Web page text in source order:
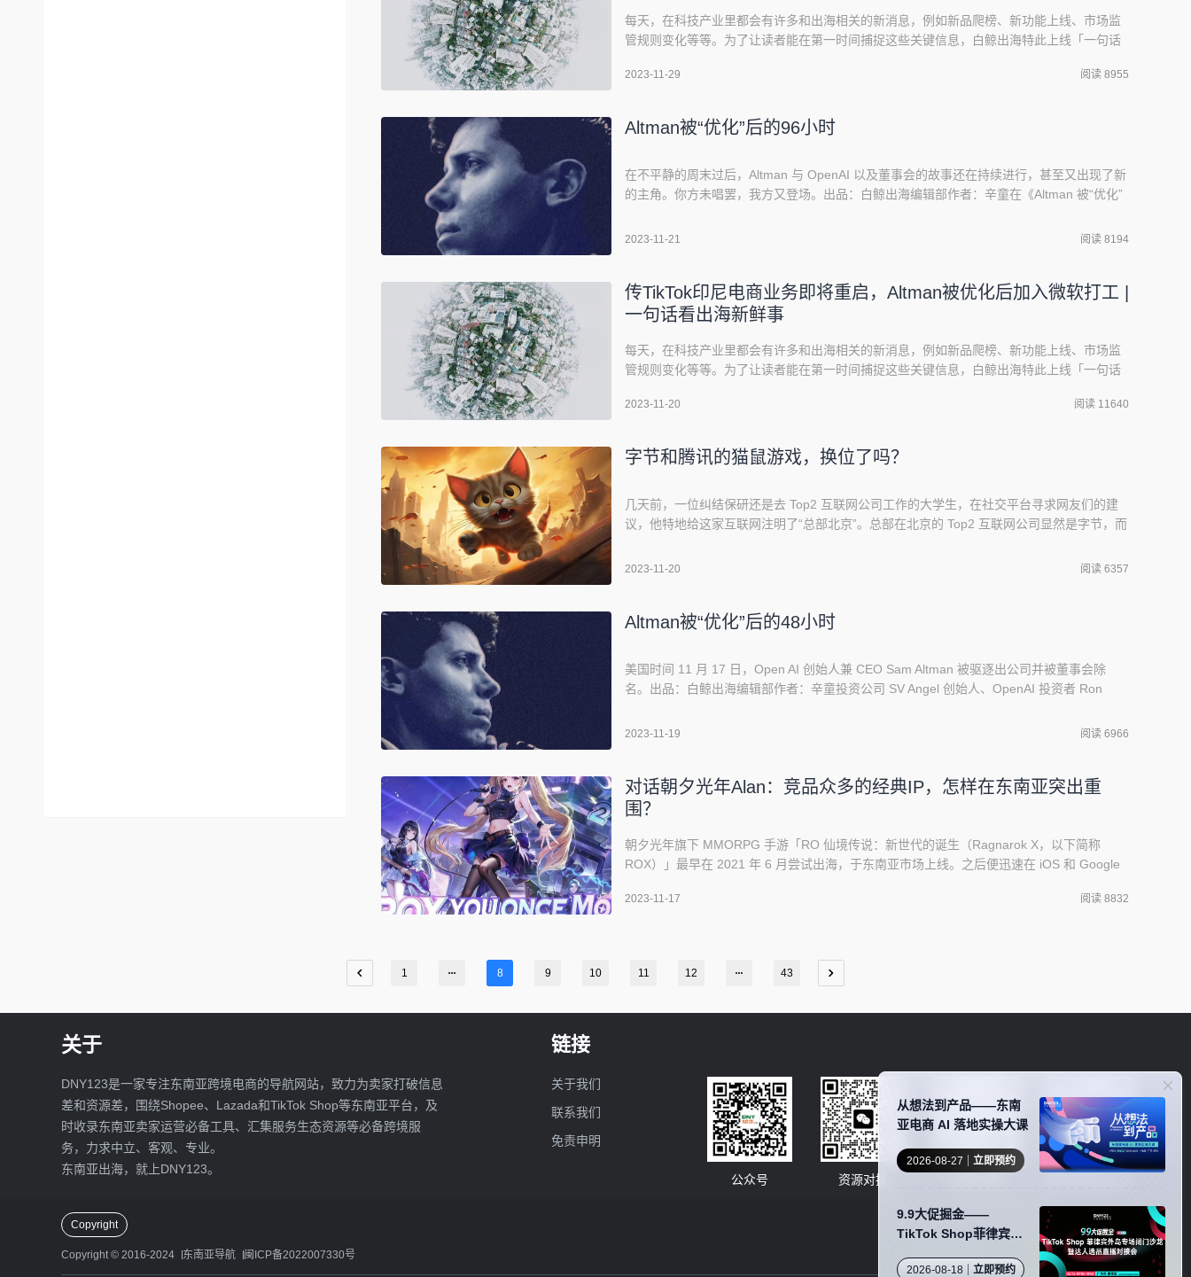
从想法到产品——东南
亚电商 AI 落地实操大课
2026-08-27 立即预约
9.9大促掘金——
TikTok Shop菲律宾外
选品直播对接会
2026-08-18 立即预约
每天，在科技产业里都会有许多和出海相关的新消息，例如新品爬榜、新功能上线、市场监
管规则变化等等。为了让读者能在第一时间捕捉这些关键信息，白鲸出海特此上线「一句话
题图来源：Unsplash游戏1. 索尼互动娱乐（Sony Interactive Entertainment）宣布与韩国厂
2023-11-29 阅读 8955
Altman被“优化”后的96小时
在不平静的周末过后，Altman 与 OpenAI 以及董事会的故事还在持续进行，甚至又出现了新
的主角。你方未唱罢，我方又登场。出品：白鲸出海编辑部作者：辛童在《Altman 被“优化”
的态度。而在随后的两天中，故事进一步升级演化，甚至一时分不清谁才是最大的受益者，
2023-11-21 阅读 8194
传TikTok印尼电商业务即将重启，Altman被优化后加入微软打工 |
一句话看出海新鲜事
每天，在科技产业里都会有许多和出海相关的新消息，例如新品爬榜、新功能上线、市场监
管规则变化等等。为了让读者能在第一时间捕捉这些关键信息，白鲸出海特此上线「一句话
题图来源：Unsplash游戏1. 荷兰厂商 GamoVation 旗下堆叠消除游戏「Tile Club - Matching
2023-11-20 阅读 11640
字节和腾讯的猫鼠游戏，换位了吗？
几天前，一位纠结保研还是去 Top2 互联网公司工作的大学生，在社交平台寻求网友们的建
议，他特地给这家互联网注明了“总部北京”。总部在北京的 Top2 互联网公司显然是字节，而
的准确性。据 The information 报道，字节跳动第二季度收入为 290 亿美元（以当下汇率换
2023-11-20 阅读 6357
Altman被“优化”后的48小时
美国时间 11 月 17 日，Open AI 创始人兼 CEO Sam Altman 被驱逐出公司并被董事会除
名。出品：白鲸出海编辑部作者：辛童投资公司 SV Angel 创始人、OpenAI 投资者 Ron
些时候，Open AI 董事会董事兼总裁 Greg Brockman 发推表示自己已经致辞。随
2023-11-19 阅读 6966
对话朝夕光年Alan：竞品众多的经典IP，怎样在东南亚突出重
围？
朝夕光年旗下 MMORPG 手游「RO 仙境传说：新世代的诞生（Ragnarok X，以下简称
ROX）」最早在 2021 年 6 月尝试出海，于东南亚市场上线。之后便迅速在 iOS 和 Google
累计已达到 3.16 亿人民币。出品：白鲸出海编辑部作者：B21993编辑：殷观晓题图来源
2023-11-17 阅读 8832
1 8 9 10 11 12 43
关于
DNY123是一家专注东南亚跨境电商的导航网站，致力为卖家打破信息
差和资源差，围绕Shopee、Lazada和TikTok Shop等东南亚平台，及
时收录东南亚卖家运营必备工具、汇集服务生态资源等必备跨境服
务，力求中立、客观、专业。
东南亚出海，就上DNY123。
链接
关于我们
联系我们
免责申明
公众号 资源对接
Copyright
Copyright © 2016-2024 东南亚导航 闽ICP备2022007330号